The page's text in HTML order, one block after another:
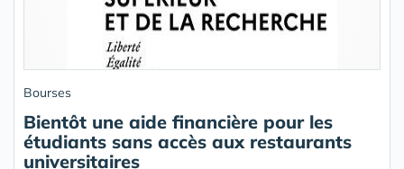
Bourses
Bientôt une aide financière pour les
étudiants sans accès aux restaurants
universitaires